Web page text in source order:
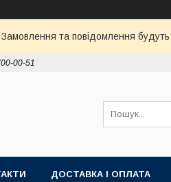
Замовлення та повідомлення
00-51
ДОСТАВКА І ОПЛАТА